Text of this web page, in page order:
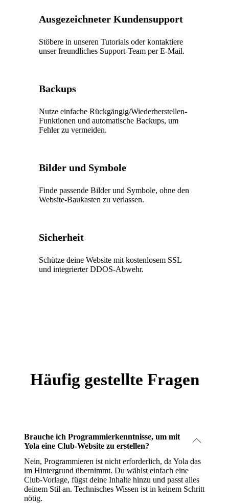
Ausgezeichneter Kundensupport
Stöbere in unseren Tutorials oder kontaktiere
unser freundliches Support-Team per E-Mail.
Backups
Nutze einfache Rückgängig/Wiederherstellen-
Funktionen und automatische Backups, um
Fehler zu vermeiden.
Bilder und Symbole
Finde passende Bilder und Symbole, ohne den
Website-Baukasten zu verlassen.
Sicherheit
Schütze deine Website mit kostenlosem SSL
und integrierter DDOS-Abwehr.
Häufig gestellte Fragen
Brauche ich Programmierkenntnisse, um mit
Yola eine Club-Website zu erstellen?
Nein, Programmieren ist nicht erforderlich, da Yola das
im Hintergrund übernimmt. Du wählst einfach eine
Club-Vorlage, fügst deine Inhalte hinzu und passt alles
deinem Stil an. Technisches Wissen ist in keinem Schritt
nötig.